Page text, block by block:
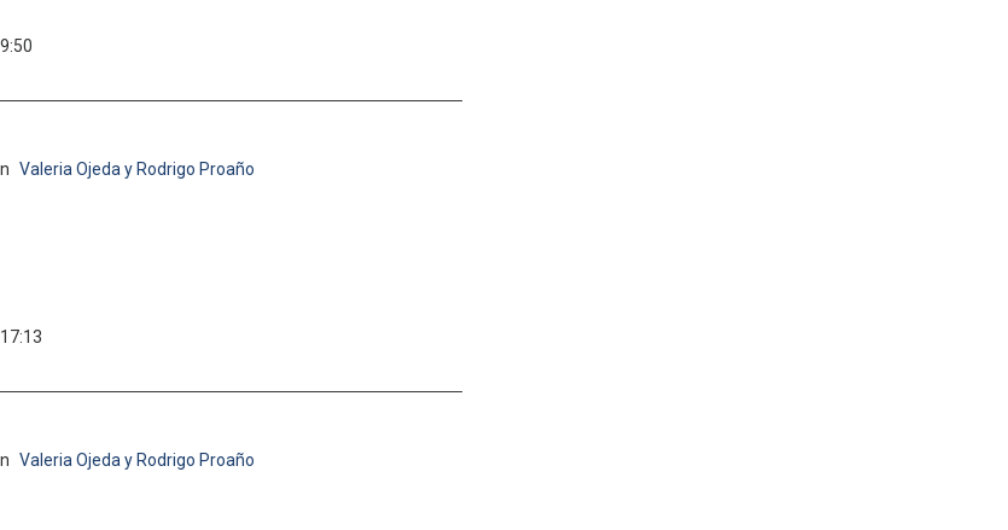
Valeria Ojeda y Rodrigo Proaño
Valeria Ojeda y Rodrigo Proaño